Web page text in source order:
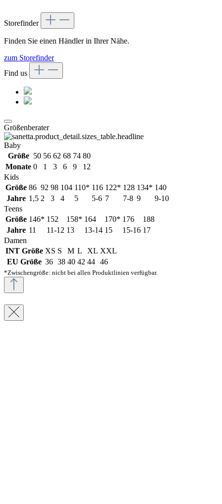
Storefinder
Finden Sie einen Händler in Ihrer Nähe.
zum Storefinder
Find us
Größenberater
Baby
Größe 50 56 62 68 74 80
Monate 0 1 3 6 9
12
Kids
Größe 86 92 98 104 110* 116 122* 128 134* 140
Jahre 1,5 2 3 4 5 5-6 7 7-8 9
9-10
Teens
Größe 146* 152 158* 164 170* 176
188
Jahre 11 11-12 13 13-14 15 15-16 17
Damen
INT Größe XS S M L XL XXL
EU Größe 36 38 40 42 44 46
*Zwischengröße: nicht bei allen Produktlinien verfügbar.